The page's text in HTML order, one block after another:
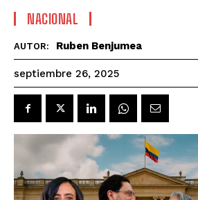
NACIONAL
AUTOR: Ruben Benjumea
septiembre 26, 2025